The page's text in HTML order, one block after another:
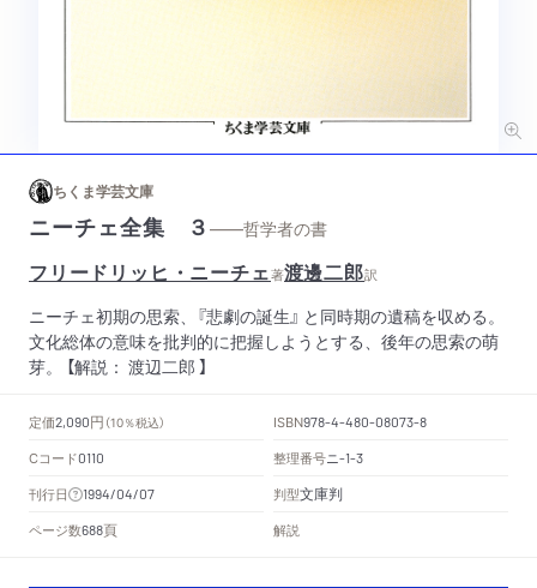
ちくま学芸文庫
ニーチェ全集 ３——哲学者の書
フリードリッヒ・ニーチェ著渡邊二郎訳
ニーチェ初期の思索、『悲劇の誕生』 と同時期の遺稿を収める。
文化総体の意味を批判的に把握しようとする、後年の思索の萌
芽。 【解説： 渡辺二郎 】
定価2,090円 （10％税込） ISBN978-4-480-08073-8
Cコード0110 整理番号ニ-1-3
刊行日 1994/04/07 判型文庫判
ページ数688頁 解説